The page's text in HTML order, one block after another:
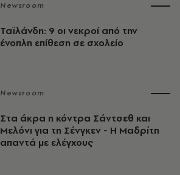
Newsroom
Ταϊλάνδη: 9 οι νεκροί από την
ένοπλη επίθεση σε σχολείο
Newsroom
Στα άκρα η κόντρα Σάντσεθ και
Μελόνι για τη Σένγκεν - Η Μαδρίτη
απαντά με ελέγχους